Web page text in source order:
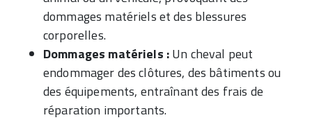
dommages matériels et des blessures
corporelles.
Dommages matériels :Un cheval peut
endommager des clôtures, des bâtiments ou
des équipements, entraînant des frais de
réparation importants.